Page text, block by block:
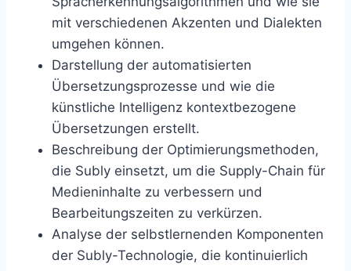
mit verschiedenen Akzenten und Dialekten
umgehen können.
Darstellung der automatisierten
Übersetzungsprozesse und wie die
künstliche Intelligenz kontextbezogene
Übersetzungen erstellt.
Beschreibung der Optimierungsmethoden,
die Subly einsetzt, um die Supply-Chain für
Medieninhalte zu verbessern und
Bearbeitungszeiten zu verkürzen.
Analyse der selbstlernenden Komponenten
der Subly-Technologie, die kontinuierlich